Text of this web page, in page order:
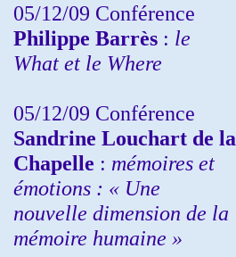
05/12/09 Conférence
Philippe Barrès : le
What et le Where
05/12/09 Conférence
Sandrine Louchart de la
Chapelle : mémoires et
émotions : « Une
nouvelle dimension de la
mémoire humaine »